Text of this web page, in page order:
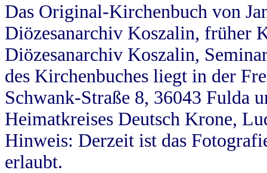
Das Original-Kirchenbuch von
Diözesanarchiv Koszalin, früher
Diözesanarchiv Koszalin,
des Kirchenbuches liegt in der
Schwank-Straße 8, 36043 Fulda
Heimatkreises Deutsch Krone,
Hinweis: Derzeit ist das
erlaubt.